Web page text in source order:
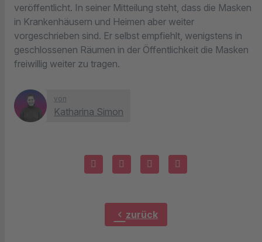
veröffentlicht. In seiner Mitteilung steht, dass die Masken
in Krankenhäusern und Heimen aber weiter
vorgeschrieben sind. Er selbst empfiehlt, wenigstens in
geschlossenen Räumen in der Öffentlichkeit die Masken
freiwillig weiter zu tragen.
von
Katharina Simon
chevron_left zurück